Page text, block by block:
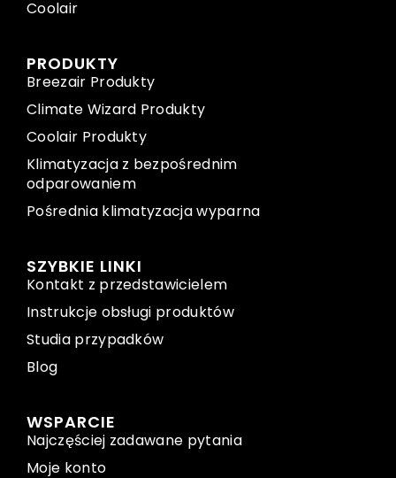
Coolair
PRODUKTY
Breezair Produkty
Climate Wizard Produkty
Coolair Produkty
Klimatyzacja z bezpośrednim
odparowaniem
Pośrednia klimatyzacja wyparna
SZYBKIE LINKI
Kontakt z przedstawicielem
Instrukcje obsługi produktów
Studia przypadków
Blog
WSPARCIE
Najczęściej zadawane pytania
Moje konto